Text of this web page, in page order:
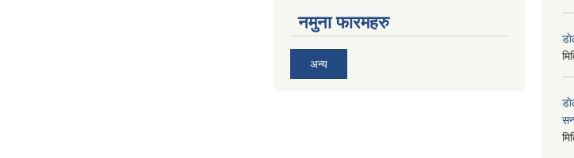
नमुना फारमहरु
अन्य